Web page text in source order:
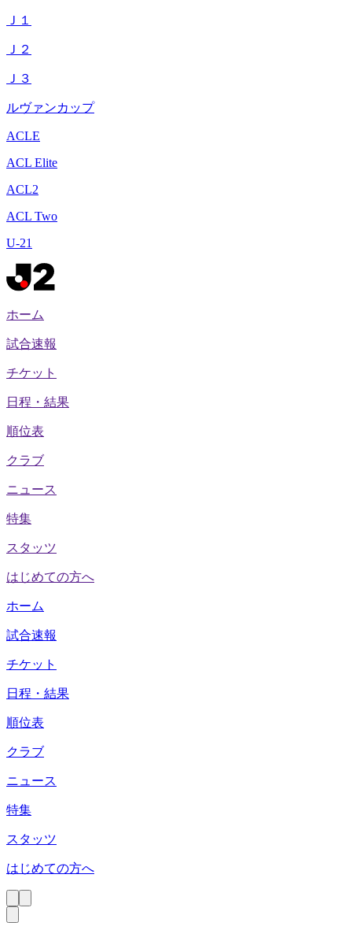
Ｊ１
Ｊ２
Ｊ３
ルヴァンカップ
ACLE
ACL Elite
ACL2
ACL Two
U-21
ホーム
試合速報
チケット
日程・結果
順位表
クラブ
ニュース
特集
スタッツ
はじめての方へ
ホーム
試合速報
チケット
日程・結果
順位表
クラブ
ニュース
特集
スタッツ
はじめての方へ